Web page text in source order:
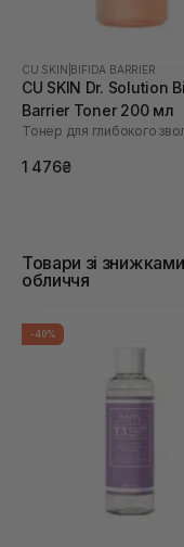
CU SKIN BIFIDA BARRIER
CU SKIN Dr. Solution
Barrier Toner 200 мл
1 476₴
Товари зі знижками
обличчя
-40%